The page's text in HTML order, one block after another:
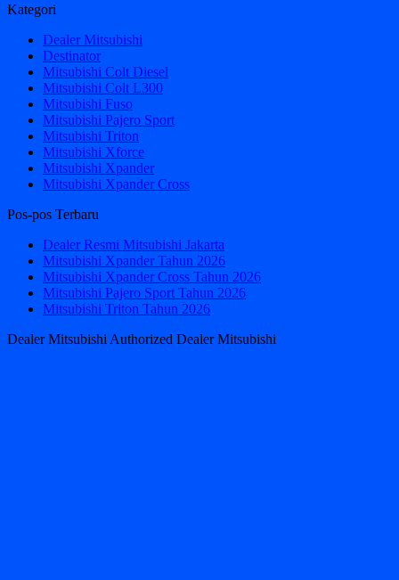
Kategori
Dealer Mitsubishi
Destinator
Mitsubishi Colt Diesel
Mitsubishi Colt L300
Mitsubishi Fuso
Mitsubishi Pajero Sport
Mitsubishi Triton
Mitsubishi Xforce
Mitsubishi Xpander
Mitsubishi Xpander Cross
Pos-pos Terbaru
Dealer Resmi Mitsubishi Jakarta
Mitsubishi Xpander Tahun 2026
Mitsubishi Xpander Cross Tahun 2026
Mitsubishi Pajero Sport Tahun 2026
Mitsubishi Triton Tahun 2026
Dealer Mitsubishi Authorized Dealer Mitsubishi